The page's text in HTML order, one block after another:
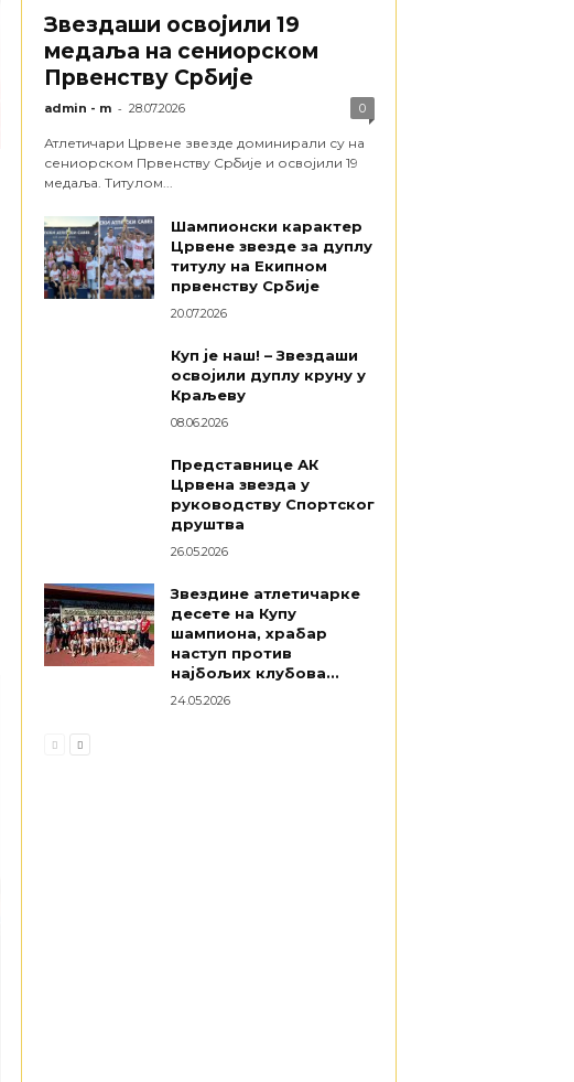
Звездаши освојили 19
медаља на сениорском
Првенству Србије
admin - m - 28.07.2026 0
Атлетичари Црвене звезде доминирали су на
сениорском Првенству Србије и освојили 19
медаља. Титулом...
Шампионски карактер
Црвене звезде за дуплу
титулу на Екипном
првенству Србије
20.07.2026
Куп је наш! – Звездаши
освојили дуплу круну у
Краљеву
08.06.2026
Представнице АК
Црвена звезда у
руководству Спортског
друштва
26.05.2026
Звездине атлетичарке
десете на Купу
шампиона, храбар
наступ против
најбољих клубова...
24.05.2026